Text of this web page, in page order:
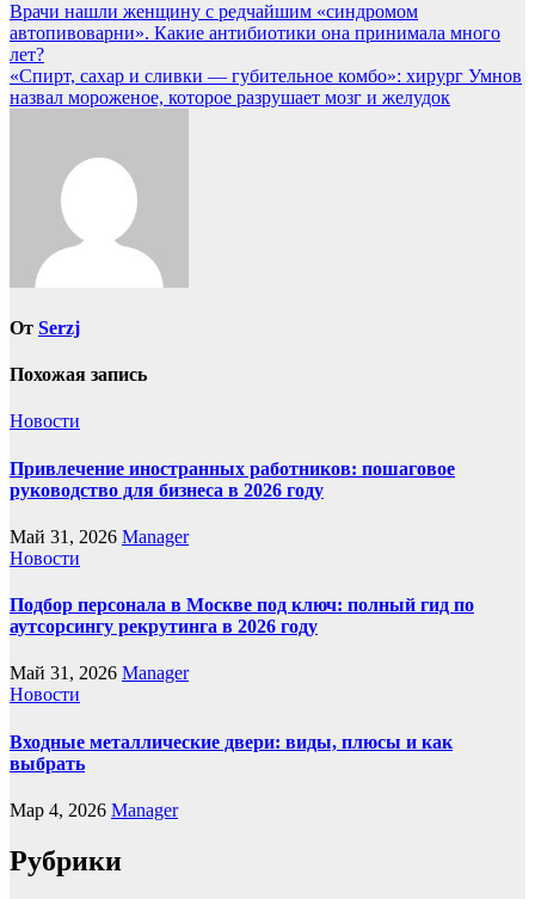
Навигация
по
записям
Врачи нашли женщину с редчайшим «синдромом
автопивоварни». Какие антибиотики она принимала много
лет?
«Спирт, сахар и сливки — губительное комбо»: хирург Умнов
назвал мороженое, которое разрушает мозг и желудок
От Serzj
Похожая запись
Новости
Привлечение иностранных работников: пошаговое
руководство для бизнеса в 2026 году
Май 31, 2026 Manager
Новости
Подбор персонала в Москве под ключ: полный гид по
аутсорсингу рекрутинга в 2026 году
Май 31, 2026 Manager
Новости
Входные металлические двери: виды, плюсы и как
выбрать
Мар 4, 2026 Manager
Рубрики